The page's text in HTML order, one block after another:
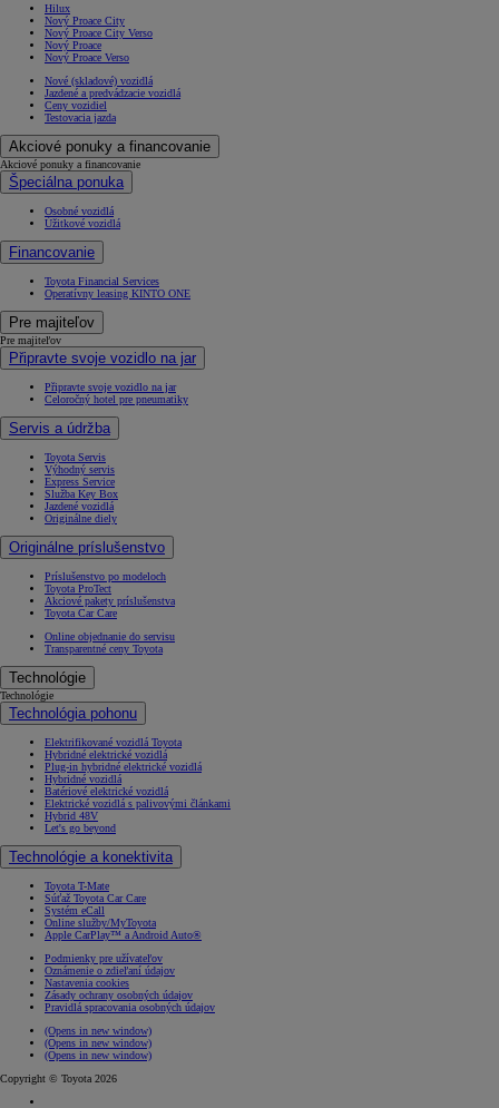
Hilux
Nový Proace City
Nový Proace City Verso
Nový Proace
Nový Proace Verso
Nové (skladové) vozidlá
Jazdené a predvádzacie vozidlá
Ceny vozidiel
Testovacia jazda
Akciové ponuky a financovanie
Akciové ponuky a financovanie
Špeciálna ponuka
Osobné vozidlá
Úžitkové vozidlá
Financovanie
Toyota Financial Services
Operatívny leasing KINTO ONE
Pre majiteľov
Pre majiteľov
Připravte svoje vozidlo na jar
Připravte svoje vozidlo na jar
Celoročný hotel pre pneumatiky
Servis a údržba
Toyota Servis
Výhodný servis
Express Service
Služba Key Box
Jazdené vozidlá
Originálne diely
Originálne príslušenstvo
Príslušenstvo po modeloch
Toyota ProTect
Akciové pakety príslušenstva
Toyota Car Care
Online objednanie do servisu
Transparentné ceny Toyota
Technológie
Technológie
Technológia pohonu
Elektrifikované vozidlá Toyota
Hybridné elektrické vozidlá
Plug-in hybridné elektrické vozidlá
Hybridné vozidlá
Batériové elektrické vozidlá
Elektrické vozidlá s palivovými článkami
Hybrid 48V
Let's go beyond
Technológie a konektivita
Toyota T-Mate
Súťaž Toyota Car Care
Systém eCall
Online služby/MyToyota
Apple CarPlay™ a Android Auto®
Podmienky pre užívateľov
Oznámenie o zdieľaní údajov
Nastavenia cookies
Zásady ochrany osobných údajov
Pravidlá spracovania osobných údajov
(Opens in new window)
(Opens in new window)
(Opens in new window)
Copyright © Toyota 2026